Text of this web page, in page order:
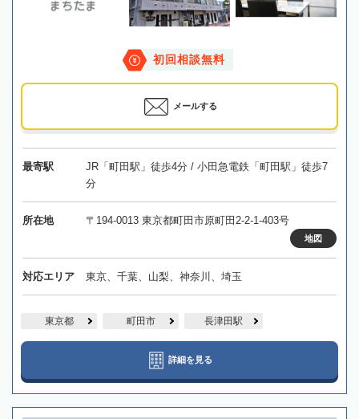
初回相談無料
メールする
最寄駅
JR「町田駅」徒歩4分 / 小田急電鉄「町田駅」徒歩7
分
所在地 〒194-0013 東京都町田市原町田2-2-1-403号
地図
対応エリア 東京、千葉、山梨、神奈川、埼玉
東京都 町田市 長津田駅
詳細を見る